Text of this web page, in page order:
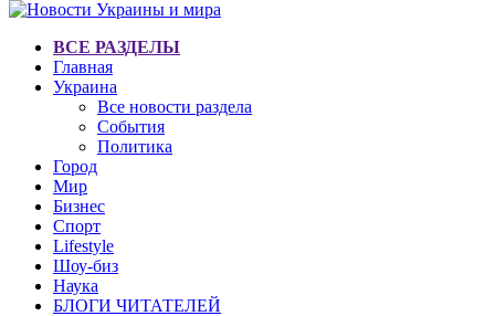
ВСЕ РАЗДЕЛЫ
Главная
Украина
Все новости раздела
События
Политика
Город
Мир
Бизнес
Спорт
Lifestyle
Шоу-биз
Наука
БЛОГИ ЧИТАТЕЛЕЙ